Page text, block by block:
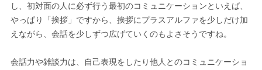
し、初対面の人に必ず行う最初のコミュニケーションといえば、
やっぱり「挨拶」ですから、挨拶にプラスアルファを少しだけ加
えながら、会話を少しずつ広げていくのもよさそうですね。
会話力や雑談力は、自己表現をしたり他人とのコミュニケーショ